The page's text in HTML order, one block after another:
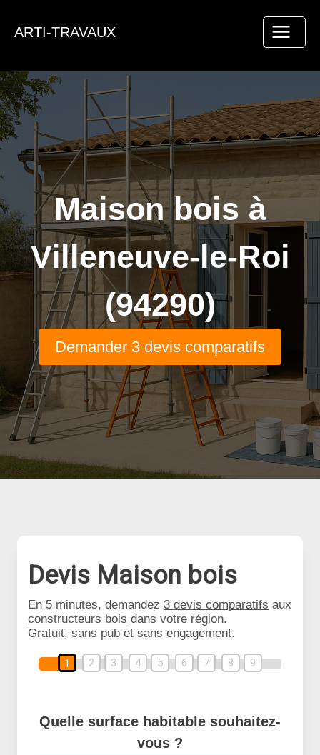
ARTI-TRAVAUX
Maison bois à
Villeneuve-le-Roi
(94290)
Demander 3 devis comparatifs
Devis Maison bois
En 5 minutes, demandez 3 devis comparatifs aux
constructeurs bois dans votre région.
Gratuit, sans pub et sans engagement.
1 2 3 4 5 6 7 8 9
Quelle surface habitable souhaitez-
vous ?